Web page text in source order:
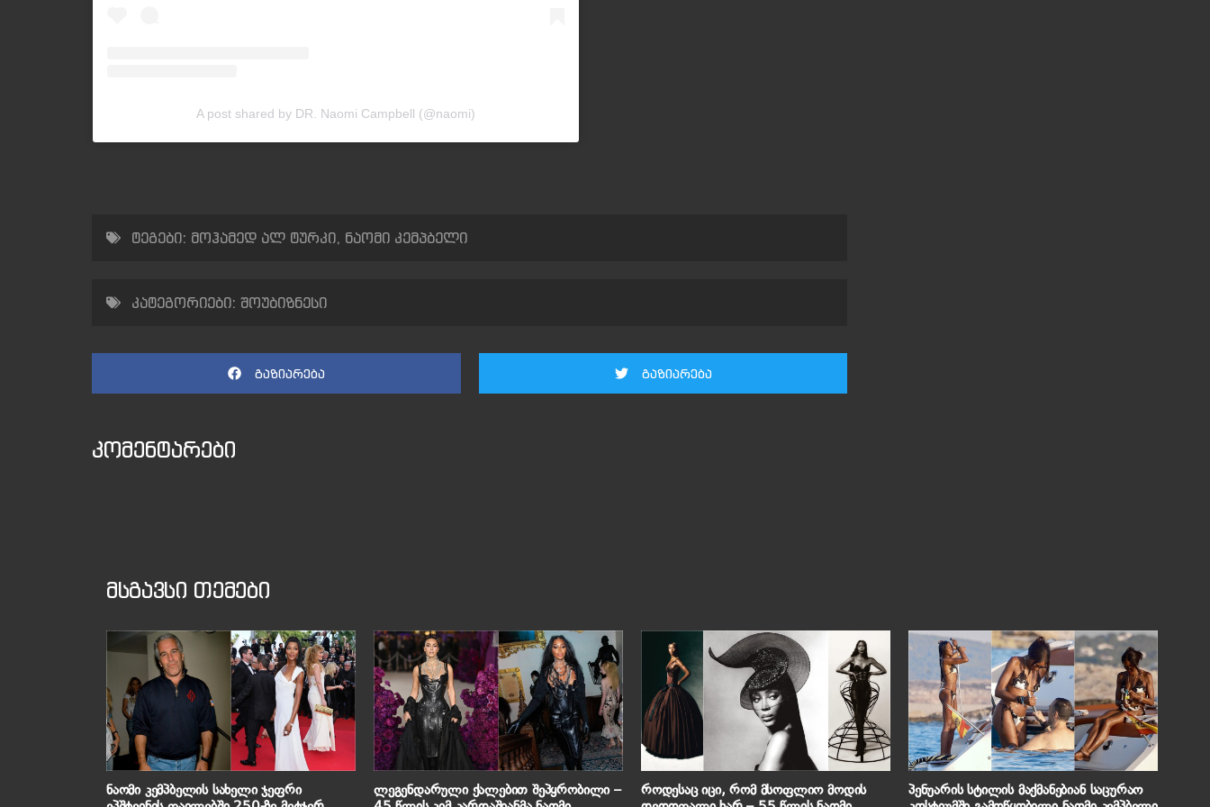
A post shared by DR. Naomi Campbell (@naomi)
ტეგები: მოჰამედ ალ ტურკი, ნაომი კემპბელი
კატეგორიები: შოუბიზნესი
გაზიარება გაზიარება
კომენტარები
მსგავსი თემები
ნაომი კემპბელის სახელი ჯეფრი
ლეგენდარული ქალებით შეპყრობილი –
როდესაც იცი, რომ მსოფლიო მოდის
პენუარის სტილის მაქმანებიან საცურაო